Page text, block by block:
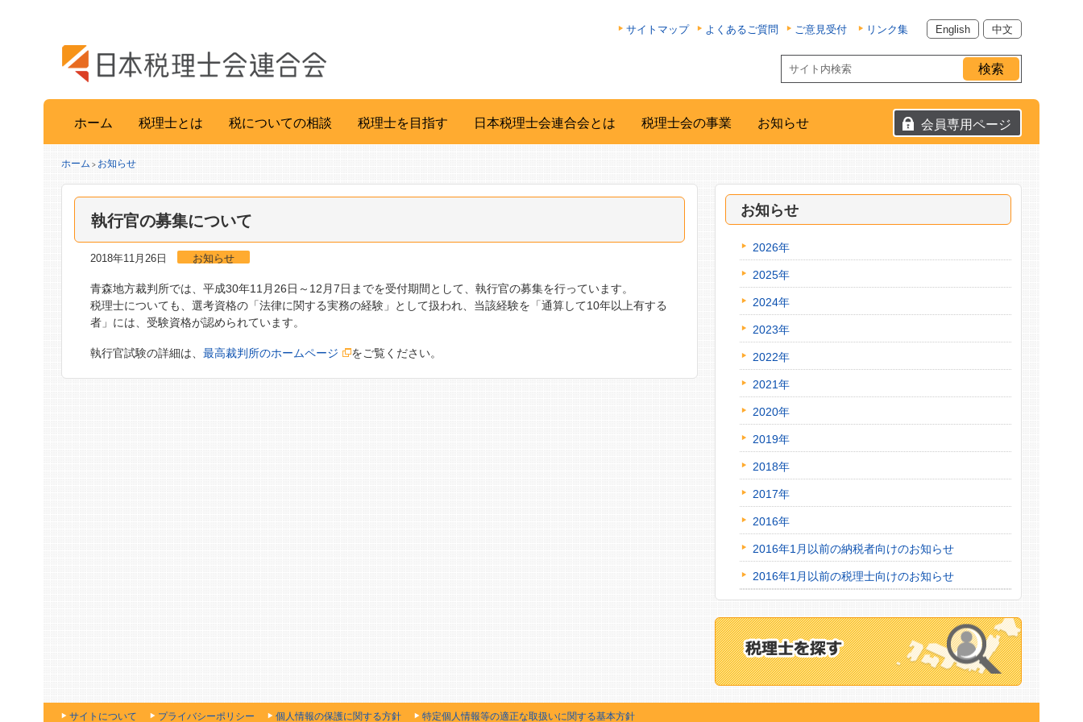
サイトマップ よくあるご質問 ご意見受付 リンク集 English 中文
会員専用ページ
ホーム 税理士とは 税についての相談 税理士を目指す 日本税理士会連合会とは 税理士会の事業 お知らせ
ホーム > お知らせ
執行官の募集について
2018年11月26日 お知らせ
青森地方裁判所では、平成30年11月26日～12月7日までを受付期間として、執行官の募集を行っています。
税理士についても、選考資格の「法律に関する実務の経験」として扱われ、当該経験を「通算して10年以上有する
者」には、受験資格が認められています。
執行官試験の詳細は、最高裁判所のホームページ をご覧ください。
お知らせ
2026年
2025年
2024年
2023年
2022年
2021年
2020年
2019年
2018年
2017年
2016年
2016年1月以前の納税者向けのお知らせ
2016年1月以前の税理士向けのお知らせ
サイトについて プライバシーポリシー 個人情報の保護に関する方針 特定個人情報等の適正な取扱いに関する基本方針